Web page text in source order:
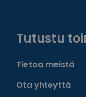
Tutustu
Tietoa meistä
Ota yhteyttä